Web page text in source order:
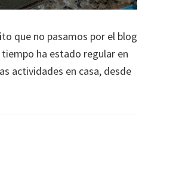
que no pasamos por el blog
ha estado regular en
actividades en casa, desde